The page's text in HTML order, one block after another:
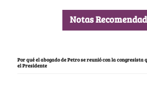
Notas
Por qué el abogado de Petro se reunió con la congresista
el Presidente